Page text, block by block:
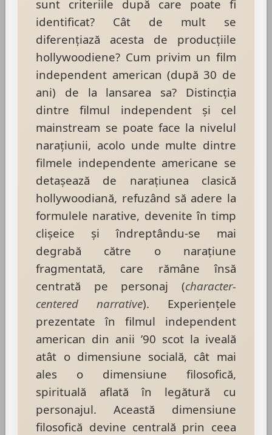
sunt criteriile după care poate fi
identificat? Cât de mult se
diferenţiază acesta de producţiile
hollywoodiene? Cum privim un film
independent american (după 30 de
ani) de la lansarea sa? Distincţia
dintre filmul independent şi cel
mainstream se poate face la nivelul
naraţiunii, acolo unde multe dintre
filmele independente americane se
detaşează de naraţiunea clasică
hollywoodiană, refuzând să adere la
formulele narative, devenite în timp
clişeice şi îndreptându-se mai
degrabă către o naraţiune
fragmentată, care rămâne însă
centrată pe personaj (character-
centered narrative). Experienţele
prezentate în filmul independent
american din anii ’90 scot la iveală
atât o dimensiune socială, cât mai
ales o dimensiune filosofică,
spirituală aflată în legătură cu
personajul. Această dimensiune
filosofică devine centrală prin ceea